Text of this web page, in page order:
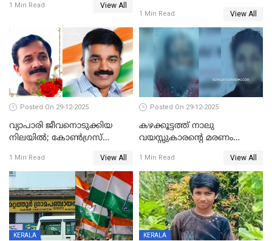
1 Min Read View All
പിഴ
1 Min Read View All
Posted On 29-12-2025
വ്യാപാരി ജീവനൊടുക്കിയ
നിലയില്‍; കോണ്‍ഗ്രസ്
മാനസികപീഡനമെന്ന് കുറിപ്പ്
1 Min Read View All
Posted On 29-12-2025
കഴക്കൂട്ടത്ത് നാലു
വയസ്സുകാരന്റെ മരണം
സുഹൃത്തും പൊലീസ്
കസ്റ്റഡിയിൽ
1 Min Read View All
KERALA KERALA